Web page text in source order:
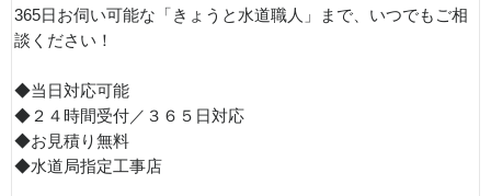
365日お伺い可能な「きょうと水道職人」まで、いつでもご相
談ください！
◆当日対応可能
◆２４時間受付／３６５日対応
◆お見積り無料
◆水道局指定工事店